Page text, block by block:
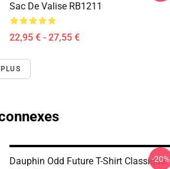
Sac De Valise RB1211
22,95 € - 27,55 €
Dauphin Odd Future T-Shirt Classique
-20%